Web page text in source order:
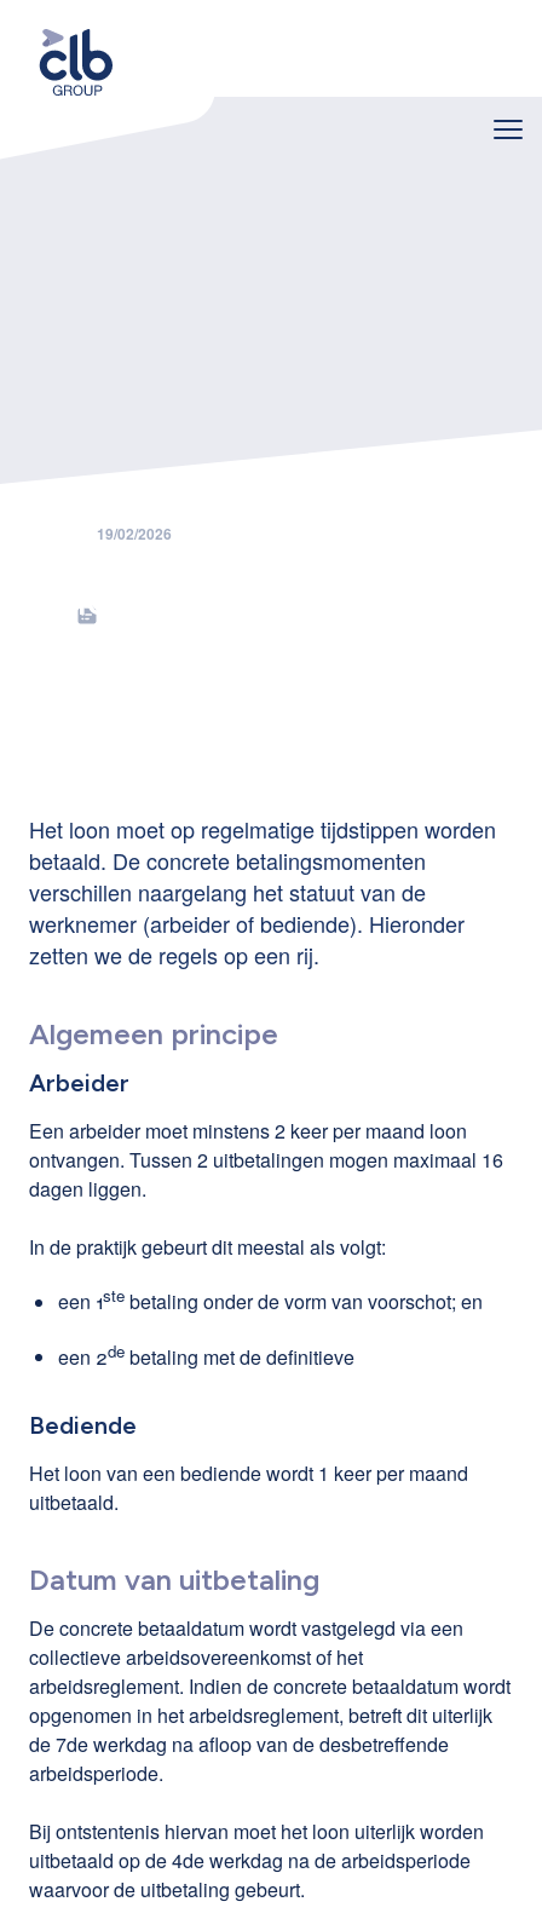
19/02/2026
loon is van belang
Het loon moet op regelmatige tijdstippen worden
betaald. De concrete betalingsmomenten
verschillen naargelang het statuut van de
werknemer (arbeider of bediende). Hieronder
zetten we de regels op een rij.
Algemeen principe
Arbeider
Een arbeider moet minstens 2 keer per maand loon
ontvangen. Tussen 2 uitbetalingen mogen maximaal 16
dagen liggen.
In de praktijk gebeurt dit meestal als volgt:
een 1ste betaling onder de vorm van voorschot; en
een 2de betaling met de definitieve
Bediende
Het loon van een bediende wordt 1 keer per maand
uitbetaald.
Datum van uitbetaling
De concrete betaaldatum wordt vastgelegd via een
collectieve arbeidsovereenkomst of het
arbeidsreglement. Indien de concrete betaaldatum wordt
opgenomen in het arbeidsreglement, betreft dit uiterlijk
de 7de werkdag na afloop van de desbetreffende
arbeidsperiode.
Bij ontstentenis hiervan moet het loon uiterlijk worden
uitbetaald op de 4de werkdag na de arbeidsperiode
waarvoor de uitbetaling gebeurt.